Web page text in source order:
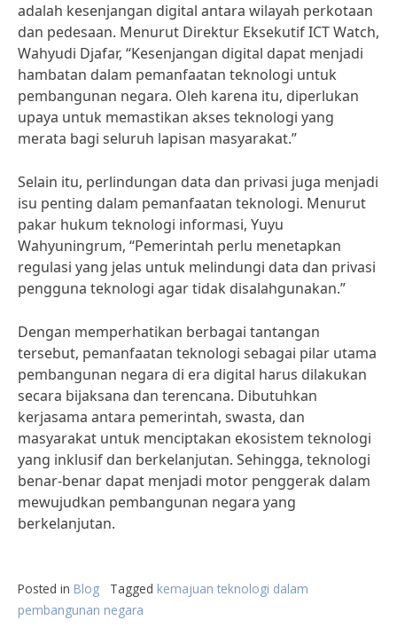
adalah kesenjangan digital antara wilayah perkotaan
dan pedesaan. Menurut Direktur Eksekutif ICT Watch,
Wahyudi Djafar, “Kesenjangan digital dapat menjadi
hambatan dalam pemanfaatan teknologi untuk
pembangunan negara. Oleh karena itu, diperlukan
upaya untuk memastikan akses teknologi yang
merata bagi seluruh lapisan masyarakat.”
Selain itu, perlindungan data dan privasi juga menjadi
isu penting dalam pemanfaatan teknologi. Menurut
pakar hukum teknologi informasi, Yuyu
Wahyuningrum, “Pemerintah perlu menetapkan
regulasi yang jelas untuk melindungi data dan privasi
pengguna teknologi agar tidak disalahgunakan.”
Dengan memperhatikan berbagai tantangan
tersebut, pemanfaatan teknologi sebagai pilar utama
pembangunan negara di era digital harus dilakukan
secara bijaksana dan terencana. Dibutuhkan
kerjasama antara pemerintah, swasta, dan
masyarakat untuk menciptakan ekosistem teknologi
yang inklusif dan berkelanjutan. Sehingga, teknologi
benar-benar dapat menjadi motor penggerak dalam
mewujudkan pembangunan negara yang
berkelanjutan.
Posted in Blog Tagged kemajuan teknologi dalam
pembangunan negara